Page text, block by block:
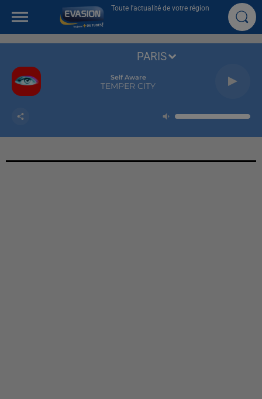
Toute l'actualité de votre région
Self Aware
TEMPER CITY
PARIS